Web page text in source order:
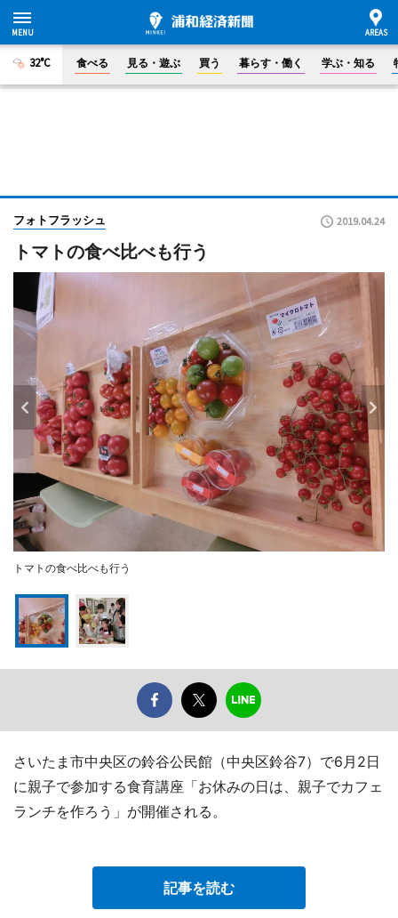
32°C 食べる 見る・遊ぶ 買う 暮らす・働く 学ぶ・知る
フォトフラッシュ 2019.04.24
トマトの食べ比べも行う
トマトの食べ比べも行う
さいたま市中央区の鈴谷公民館（中央区鈴谷7）で6月2日
に親子で参加する食育講座「お休みの日は、親子でカフェ
ランチを作ろう」が開催される。
記事を読む